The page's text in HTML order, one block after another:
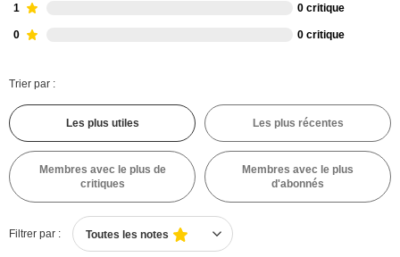
1 0 critique
0 0 critique
Trier par :
Les plus utiles Les plus récentes
Membres avec le plus de
critiques
Membres avec le plus
d'abonnés
Filtrer par : Toutes les notes